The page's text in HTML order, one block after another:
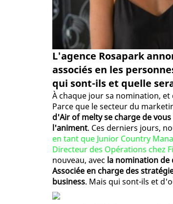
L'agence Rosapark
associés en les
qui sont-ils et quelle
À chaque jour sa nomination,
Parce que le secteur du
d'Air of melty se charge de
l'animent. Ces derniers jours,
en tant que Junior Country
Directeur des Opérations chez
nouveau, avec la nomination de
Associée en charge des
business. Mais qui sont-ils et